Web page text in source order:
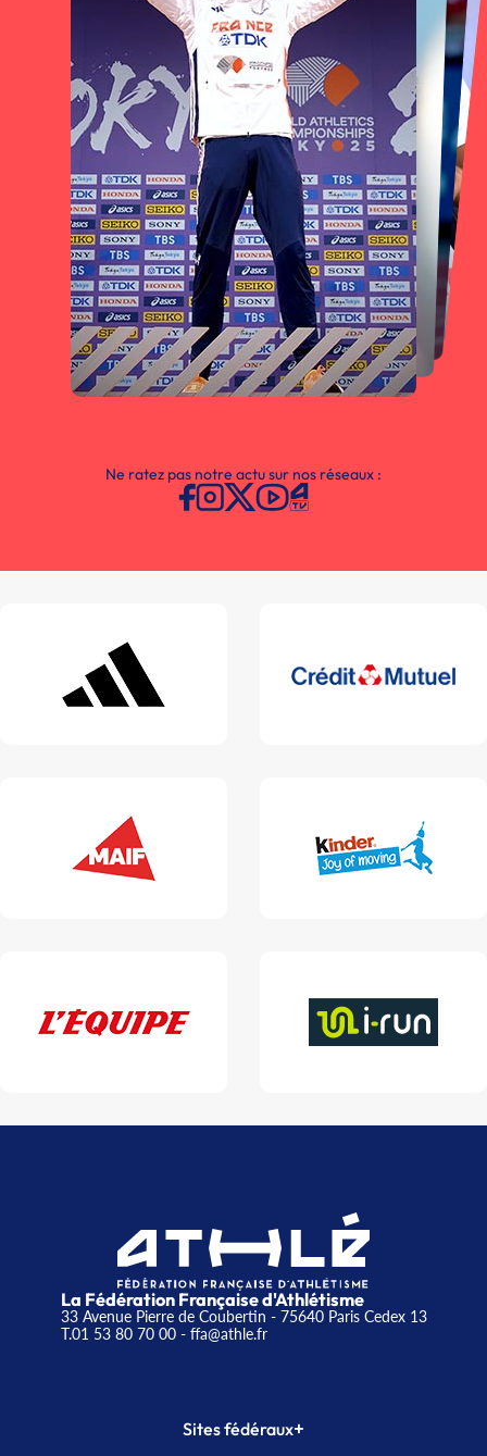
Ne ratez pas notre actu sur nos réseaux :
La Fédération Française d'Athlétisme
33 Avenue Pierre de Coubertin - 75640 Paris Cedex 13
T.01 53 80 70 00- ffa@athle.fr
Sites fédéraux+